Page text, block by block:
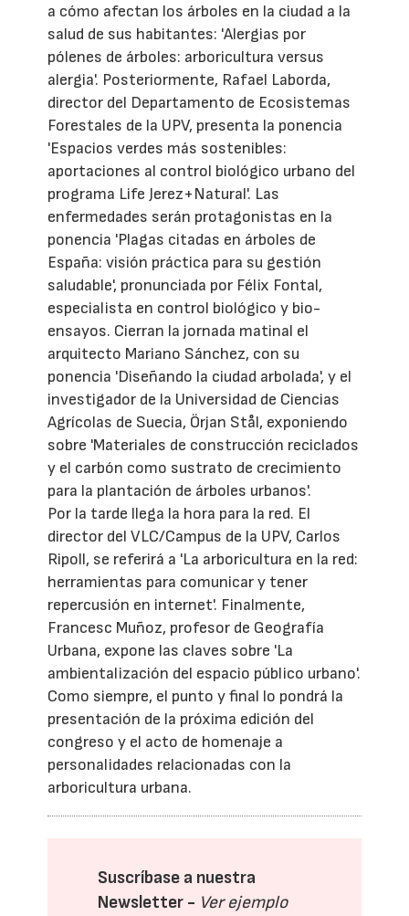
a cómo afectan los árboles en la ciudad a la
salud de sus habitantes: 'Alergias por
pólenes de árboles: arboricultura versus
alergia'. Posteriormente, Rafael Laborda,
director del Departamento de Ecosistemas
Forestales de la UPV, presenta la ponencia
'Espacios verdes más sostenibles:
aportaciones al control biológico urbano del
programa Life Jerez+Natural'. Las
enfermedades serán protagonistas en la
ponencia 'Plagas citadas en árboles de
España: visión práctica para su gestión
saludable', pronunciada por Félix Fontal,
especialista en control biológico y bio-
ensayos. Cierran la jornada matinal el
arquitecto Mariano Sánchez, con su
ponencia 'Diseñando la ciudad arbolada', y el
investigador de la Universidad de Ciencias
Agrícolas de Suecia, Örjan Stål, exponiendo
sobre 'Materiales de construcción reciclados
y el carbón como sustrato de crecimiento
para la plantación de árboles urbanos'.
Por la tarde llega la hora para la red. El
director del VLC/Campus de la UPV, Carlos
Ripoll, se referirá a 'La arboricultura en la red:
herramientas para comunicar y tener
repercusión en internet'. Finalmente,
Francesc Muñoz, profesor de Geografía
Urbana, expone las claves sobre 'La
ambientalización del espacio público urbano'.
Como siempre, el punto y final lo pondrá la
presentación de la próxima edición del
congreso y el acto de homenaje a
personalidades relacionadas con la
arboricultura urbana.
Suscríbase a nuestra
Newsletter - Ver ejemplo